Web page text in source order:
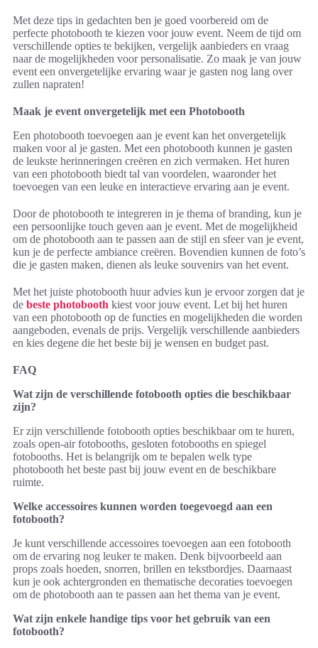
Met deze tips in gedachten ben je goed voorbereid om de
perfecte photobooth te kiezen voor jouw event. Neem de tijd om
verschillende opties te bekijken, vergelijk aanbieders en vraag
naar de mogelijkheden voor personalisatie. Zo maak je van jouw
event een onvergetelijke ervaring waar je gasten nog lang over
zullen napraten!
Maak je event onvergetelijk met een Photobooth
Een photobooth toevoegen aan je event kan het onvergetelijk
maken voor al je gasten. Met een photobooth kunnen je gasten
de leukste herinneringen creëren en zich vermaken. Het huren
van een photobooth biedt tal van voordelen, waaronder het
toevoegen van een leuke en interactieve ervaring aan je event.
Door de photobooth te integreren in je thema of branding, kun je
een persoonlijke touch geven aan je event. Met de mogelijkheid
om de photobooth aan te passen aan de stijl en sfeer van je event,
kun je de perfecte ambiance creëren. Bovendien kunnen de foto’s
die je gasten maken, dienen als leuke souvenirs van het event.
Met het juiste photobooth huur advies kun je ervoor zorgen dat je
de beste photobooth kiest voor jouw event. Let bij het huren
van een photobooth op de functies en mogelijkheden die worden
aangeboden, evenals de prijs. Vergelijk verschillende aanbieders
en kies degene die het beste bij je wensen en budget past.
FAQ
Wat zijn de verschillende fotobooth opties die beschikbaar
zijn?
Er zijn verschillende fotobooth opties beschikbaar om te huren,
zoals open-air fotobooths, gesloten fotobooths en spiegel
fotobooths. Het is belangrijk om te bepalen welk type
photobooth het beste past bij jouw event en de beschikbare
ruimte.
Welke accessoires kunnen worden toegevoegd aan een
fotobooth?
Je kunt verschillende accessoires toevoegen aan een fotobooth
om de ervaring nog leuker te maken. Denk bijvoorbeeld aan
props zoals hoeden, snorren, brillen en tekstbordjes. Daarnaast
kun je ook achtergronden en thematische decoraties toevoegen
om de photobooth aan te passen aan het thema van je event.
Wat zijn enkele handige tips voor het gebruik van een
fotobooth?